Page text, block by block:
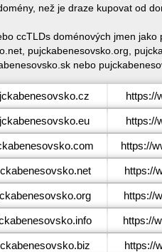
než je draze kupovat od
ccTLDs doménových jmen jako
pujckabenesovsko.org,
nebo
https://
https://
https://
https://
https://
https://
https://